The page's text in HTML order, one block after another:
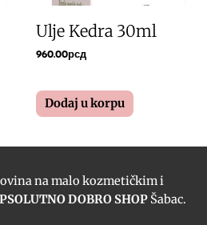
Ulje Kedra 30ml
960.00рсд
Dodaj u korpu
na malo kozmetičkim i
DOBRO SHOP Šabac.